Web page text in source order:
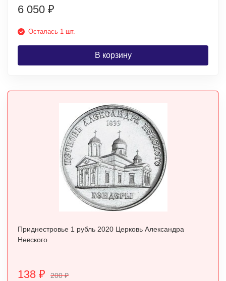
6 050 ₽
Осталась 1 шт.
В корзину
Приднестровье 1 рубль 2020 Церковь Александра
Невского
138 ₽ 200₽